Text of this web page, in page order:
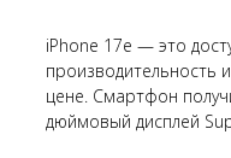
iPhone 17e — это
производительность
цене. Смартфон
дюймовый дисплей